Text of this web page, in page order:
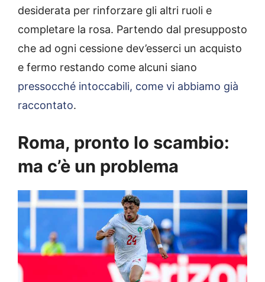
desiderata per rinforzare gli altri ruoli e
completare la rosa. Partendo dal presupposto
che ad ogni cessione dev’esserci un acquisto
e fermo restando come alcuni siano
pressocché intoccabili, come vi abbiamo già
raccontato.
Roma, pronto lo scambio:
ma c’è un problema